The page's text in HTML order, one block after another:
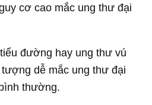
cơ cao mắc ung thư đại
đường hay ung thư vú
dễ mắc ung thư đại
thường.